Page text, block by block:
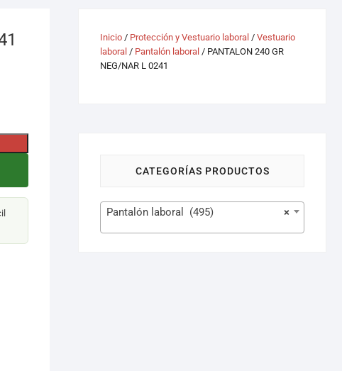
Inicio / Protección y Vestuario laboral / Vestuario
laboral / Pantalón laboral / PANTALON 240 GR
NEG/NAR L 0241
CATEGORÍAS PRODUCTOS
×
Pantalón laboral (495)